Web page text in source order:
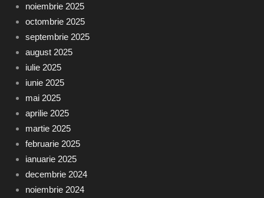
noiembrie 2025
octombrie 2025
septembrie 2025
august 2025
iulie 2025
iunie 2025
mai 2025
aprilie 2025
martie 2025
februarie 2025
ianuarie 2025
decembrie 2024
noiembrie 2024